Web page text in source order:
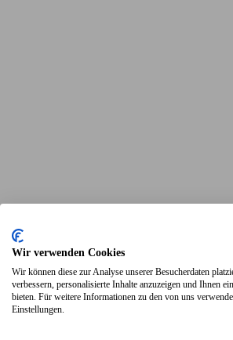
Wir verwenden Cookies
Wir können diese zur Analyse unserer Besucherdaten
verbessern, personalisierte Inhalte anzuzeigen und Ihnen
bieten. Für weitere Informationen zu den von uns
Einstellungen.